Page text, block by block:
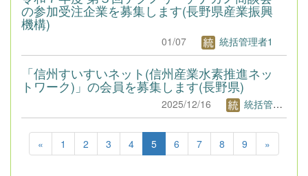
の参加受注企業を募集します(長野県産業振興
機構)
01/07 統括管理者1
「信州すいすいネット(信州産業水素推進ネッ
トワーク)」の会員を募集します(長野県)
2025/12/16 統括管理者1
« 1 2 3 4 5 6 7 8 9 »